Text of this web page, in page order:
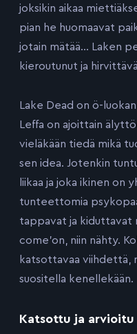
joksikin aikaa
pian he huomaavat
jotain mätää… Laken
kieroutunut ja
Lake Dead on ö-
Leffa on ajoittain
vieläkään tiedä mikä
sen idea. Jotenkin
liikaa ja joka ikinen on
tunteettomia
tappavat ja kiduttavat
come’on, niin nähty.
katsottavaa viihdettä,
suositella kenellekään.
Katsottu ja arvioitu